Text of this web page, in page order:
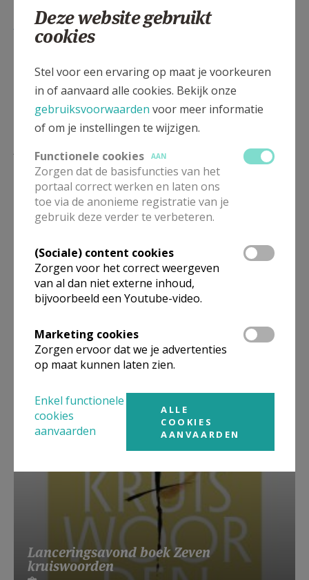
Euchristievieringen in het Brussels
Gewest
Lees meer
Beroepsvereniging Zorgpastores
Lanceringsavond boek Zeven
kruiswoorden
Deze website gebruikt
cookies
Stel voor een ervaring op maat je voorkeuren
in of aanvaard alle cookies. Bekijk onze
gebruiksvoorwaarden voor meer informatie
of om je instellingen te wijzigen.
Functionele cookies
AAN
Zorgen dat de basisfuncties van het
portaal correct werken en laten ons
toe via de anonieme registratie van je
gebruik deze verder te verbeteren.
(Sociale) content cookies
Zorgen voor het correct weergeven
van al dan niet externe inhoud,
bijvoorbeeld een Youtube-video.
Marketing cookies
Zorgen ervoor dat we je advertenties
op maat kunnen laten zien.
Enkel functionele
cookies
aanvaarden
ALLE
COOKIES
AANVAARDEN